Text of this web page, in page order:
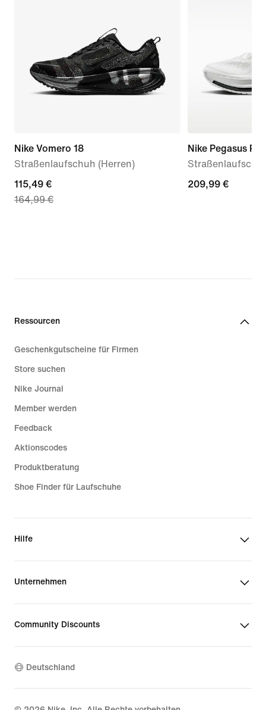
Nike Vomero 18
Straßenlaufschuh (Herren)
current
price
115,49 €
164,99 €
Nike Pegasus
209,99 €
209,99 €
Ressourcen
Geschenkgutscheine für Firmen
Store suchen
Nike Journal
Member werden
Feedback
Aktionscodes
Produktberatung
Shoe Finder für Laufschuhe
Hilfe
Unternehmen
Community Discounts
Deutschland